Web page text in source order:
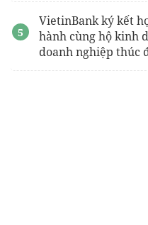
VietinBank ký kết
hành cùng hộ kinh
doanh nghiệp thúc